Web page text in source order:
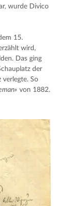
wurde Divico
15.
wird,
Das ging
der
verlegte. So
von 1882.